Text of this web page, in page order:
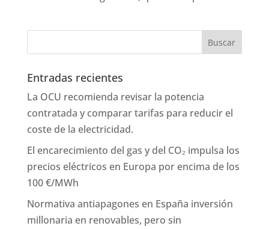
Entradas recientes
La OCU recomienda revisar la potencia
contratada y comparar tarifas para reducir el
coste de la electricidad.
El encarecimiento del gas y del CO₂ impulsa los
precios eléctricos en Europa por encima de los
100 €/MWh
Normativa antiapagones en España inversión
millonaria en renovables, pero sin